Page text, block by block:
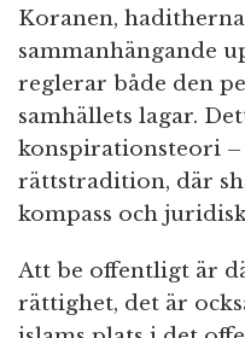
Koranen,
sammanhängande
reglerar både den
samhällets lagar.
konspirationsteori –
rättstradition, där
kompass och
Att be offentligt är
rättighet, det är